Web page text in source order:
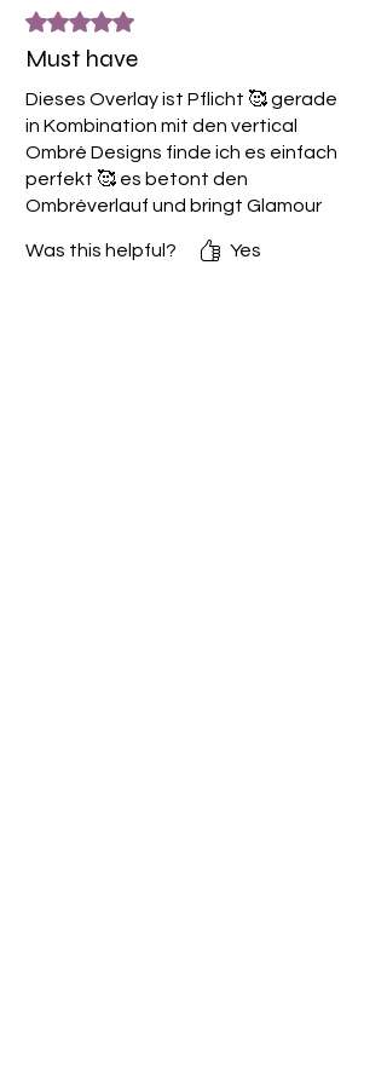
Rated 5 out of 5 stars.
Must have
Dieses Overlay ist Pflicht 🥰 gerade
in Kombination mit den vertical
Ombré Designs finde ich es einfach
perfekt 🥰 es betont den
Ombréverlauf und bringt Glamour
Was this helpful?
Yes